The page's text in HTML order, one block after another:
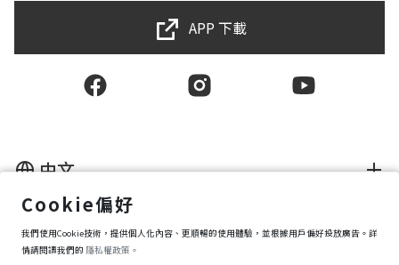
APP 下載
隱私權保護政策
資訊安全政策
中文
Cookie偏好
我們使用Cookie技術，提供個人化內容、更順暢的使用體驗，並根據用戶偏好投放廣告。詳
情請閱讀我們的 隱私權政策。